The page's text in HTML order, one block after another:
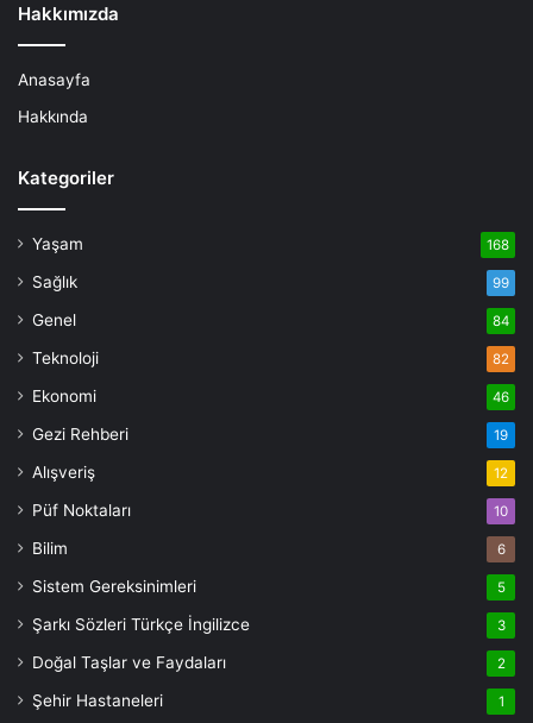
Hakkımızda
Anasayfa
Hakkında
Kategoriler
Yaşam 168
Sağlık 99
Genel 84
Teknoloji 82
Ekonomi 46
Gezi Rehberi 19
Alışveriş 12
Püf Noktaları 10
Bilim 6
Sistem Gereksinimleri 5
Şarkı Sözleri Türkçe İngilizce 3
Doğal Taşlar ve Faydaları 2
Şehir Hastaneleri 1